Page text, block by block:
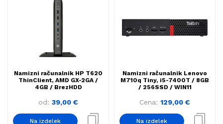
Namizni računalnik HP T620
ThinClient, AMD GX-2GA /
4GB / BrezHDD
od: 39,00 €
Na izdelek
Namizni računalnik Lenovo
M710q Tiny, i5-7400T / 8GB
/ 256SSD / WIN11
Cena: 129,00 €
Na izdelek